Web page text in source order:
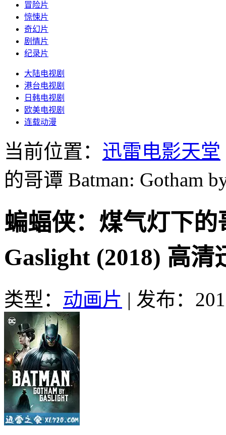
冒险片
惊悚片
奇幻片
剧情片
纪录片
大陆电视剧
港台电视剧
日韩电视剧
欧美电视剧
连载动漫
当前位置： 迅雷电影天堂
的哥谭 Batman: Gotham
蝙蝠侠：煤气灯下
Gaslight (2018) 高清
类型： 动画片 | 发布：